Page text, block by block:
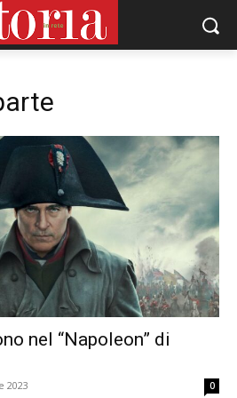
nel “Napoleon” di
2023 0